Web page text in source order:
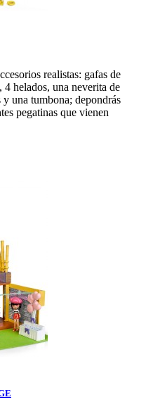
realistas: gafas de
4 helados, una neverita de
una tumbona; depondrás
pegatinas que vienen